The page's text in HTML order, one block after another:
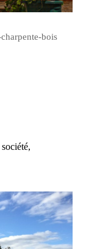
bois